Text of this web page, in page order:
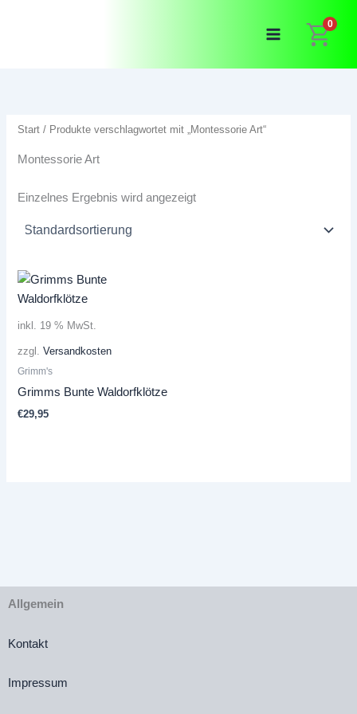
0
Start / Produkte verschlagwortet mit „Montessorie Art“
Montessorie Art
Einzelnes Ergebnis wird angezeigt
inkl. 19 % MwSt.
zzgl.Versandkosten
Grimm's
Grimms Bunte Waldorfklötze
€29,95
Allgemein
Kontakt
Impressum